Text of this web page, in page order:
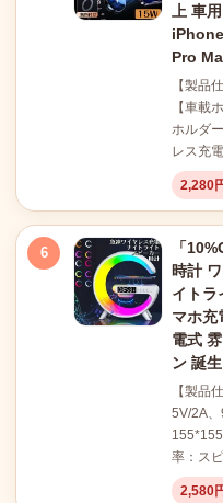
上 車
Pro
【製品
【車載
ホルダ
レス充
2,280
6
「
時計
イトラ
マホ充
電式
ン 誕
【製品
5V/2A
率：ス
2,580